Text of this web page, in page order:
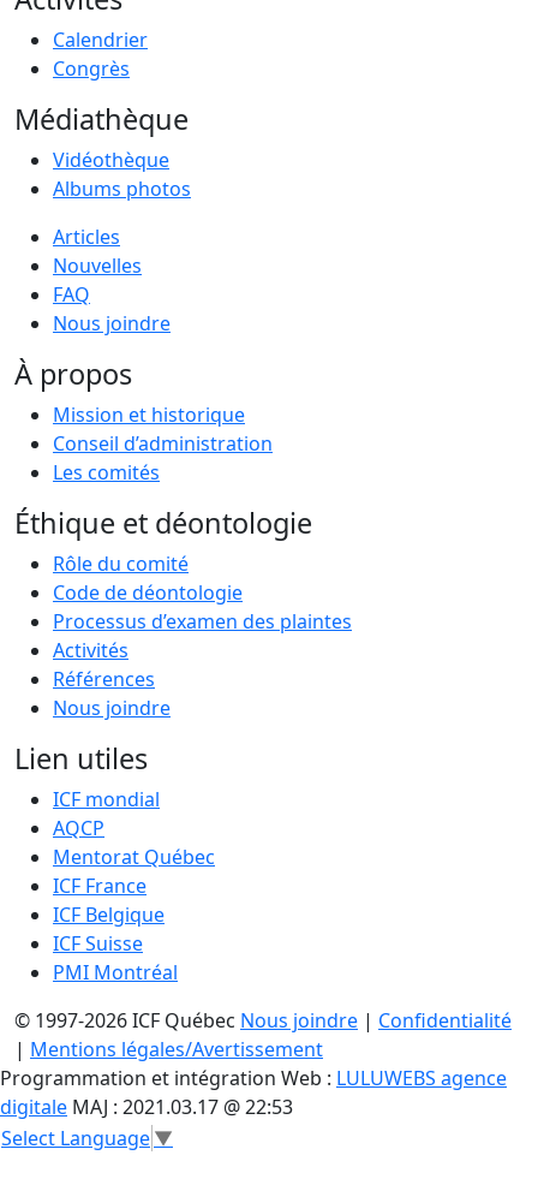
Calendrier
Congrès
Médiathèque
Vidéothèque
Albums photos
Articles
Nouvelles
FAQ
Nous joindre
À propos
Mission et historique
Conseil d’administration
Les comités
Éthique et déontologie
Rôle du comité
Code de déontologie
Processus d’examen des plaintes
Activités
Références
Nous joindre
Lien utiles
ICF mondial
AQCP
Mentorat Québec
ICF France
ICF Belgique
ICF Suisse
PMI Montréal
© 1997-2026 ICF Québec Nous joindre | Confidentialité
| Mentions légales/Avertissement
Programmation et intégration Web : LULUWEBS agence
digitale MAJ : 2021.03.17 @ 22:53
Select Language▼